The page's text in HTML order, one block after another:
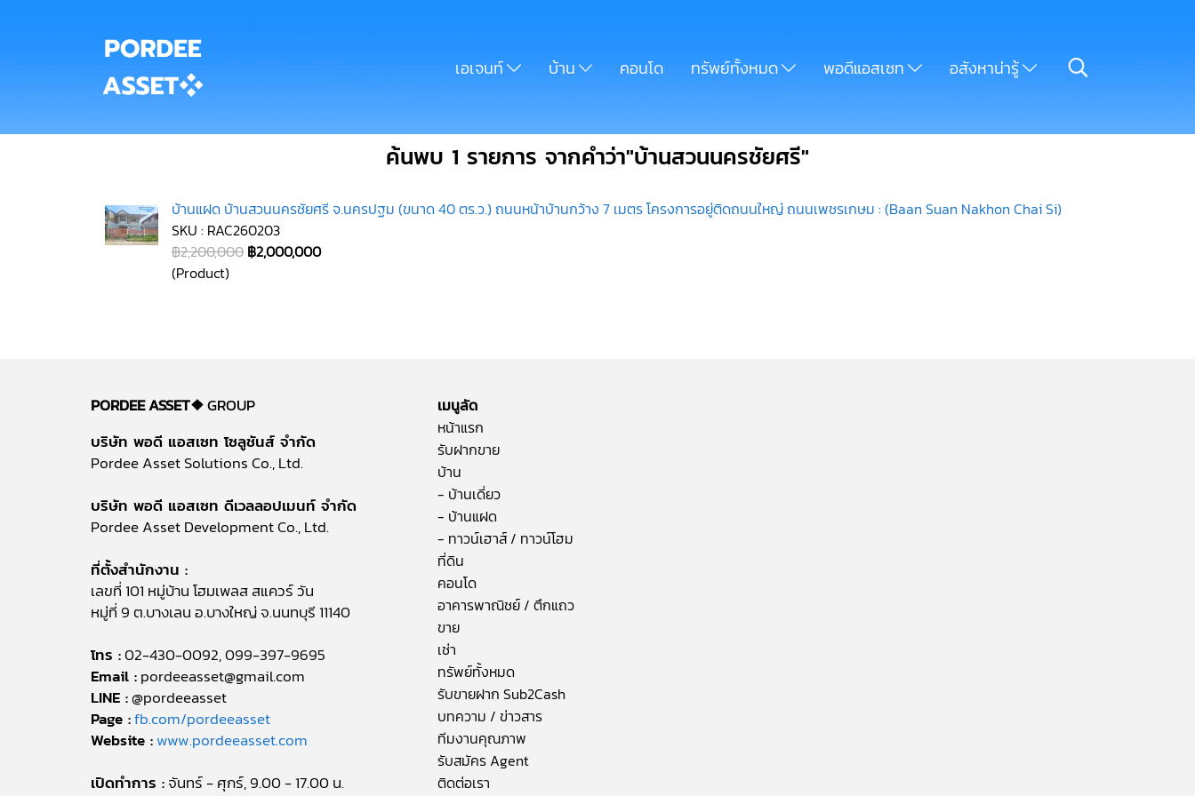
เอเจนท์ บ้าน คอนโด ทรัพย์ทั้งหมด พอดีแอสเซท อสังหาน่ารู้
ค้นพบ 1 รายการ จากคำว่า"บ้านสวนนครชัยศรี"
บ้านแฝด บ้านสวนนครชัยศรี จ.นครปฐม (ขนาด 40 ตร.ว.) ถนนหน้าบ้านกว้าง 7 เมตร โครงการอยู่ติดถนนใหญ่ ถนนเพชรเกษม : (Baan Suan Nakhon Chai Si)
SKU : RAC260203
฿2,200,000 ฿2,000,000
(Product)
PORDEE ASSET❖GROUP
บริษัท พอดี แอสเซท โซลูชันส์ จำกัด
Pordee Asset Solutions Co., Ltd.
บริษัท พอดี แอสเซท ดีเวลลอปเมนท์ จำกัด
Pordee Asset Development Co., Ltd.
ที่ตั้งสำนักงาน :
เลขที่ 101 หมู่บ้าน โฮมเพลส สแควร์ วัน
หมู่ที่ 9 ต.บางเลน อ.บางใหญ่ จ.นนทบุรี 11140
โทร :02-430-0092, 099-397-9695
Email :pordeeasset@gmail.com
LINE :@pordeeasset
Page :fb.com/pordeeasset
Website :www.pordeeasset.com
เปิดทำการ :จันทร์ - ศุกร์, 9.00 - 17.00 น.
เมนูลัด
หน้าแรก
รับฝากขาย
บ้าน
- บ้านเดี่ยว
- บ้านแฝด
- ทาวน์เฮาส์ / ทาวน์โฮม
ที่ดิน
คอนโด
อาคารพาณิชย์ / ตึกแถว
ขาย
เช่า
ทรัพย์ทั้งหมด
รับขายฝาก Sub2Cash
บทความ / ข่าวสาร
ทีมงานคุณภาพ
รับสมัคร Agent
ติดต่อเรา